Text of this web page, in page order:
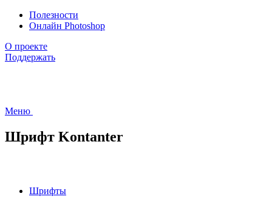
Полезности
Онлайн Photoshop
О проекте
Поддержать
Меню
Шрифт Kontanter
Шрифты